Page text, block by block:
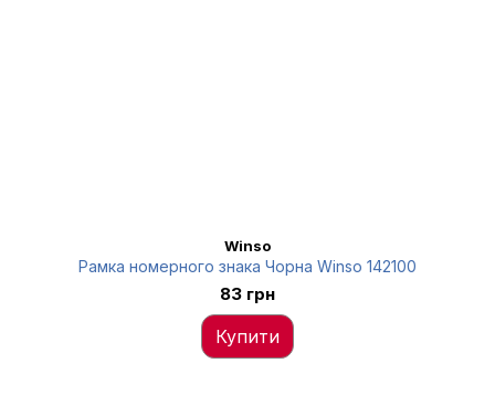
Winso
Рамка номерного знака Чорна Winso 142100
83 грн
Купити